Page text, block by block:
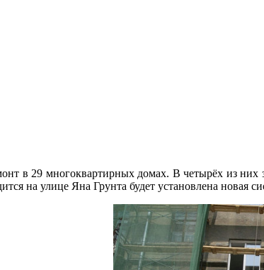
в 29 многоквартирных домах. В четырёх из
на улице Яна Грунта будет установлена новая